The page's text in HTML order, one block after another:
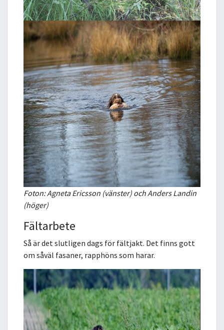
Foton: Agneta Ericsson (vänster) och Anders Landin
(höger)
Fältarbete
Så är det slutligen dags för fältjakt. Det finns gott
om såväl fasaner, rapphöns som harar.